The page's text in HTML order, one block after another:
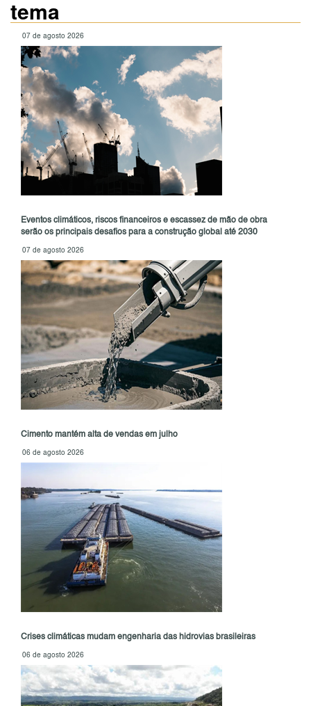
tema
07 de agosto 2026
Eventos climáticos, riscos financeiros e escassez de mão de obra
serão os principais desafios para a construção global até 2030
07 de agosto 2026
Cimento mantém alta de vendas em julho
06 de agosto 2026
Crises climáticas mudam engenharia das hidrovias brasileiras
06 de agosto 2026